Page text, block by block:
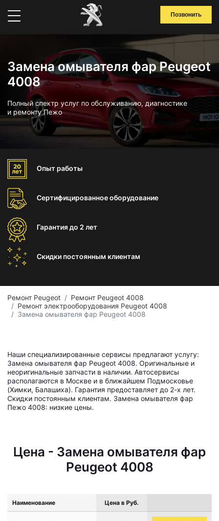
Позвонить
Замена омывателя фар Peugeot
4008
Полный спектр услуг по обслуживанию, диагностике
и ремонту Пежо
Опыт работы
Сертифицированноеоборудование
Гарантиядо 2 лет
Скидки постоянным клиентам
Ремонт Peugeot
Ремонт Peugeot 4008
Ремонт электрооборудования Peugeot 4008
Замена омывателя фар Peugeot 4008
Наши специализированные сервисы предлагают услугу:
Замена омывателя фар Peugeot 4008. Оригинальные и
неоригинальные запчасти в наличии. Автосервисы
располагаются в Москве и в ближайшем Подмосковье
(Химки, Балашиха). Гарантия предоставляет до 2-х лет.
Скидки постоянным клиентам. Замена омывателя фар
Пежо 4008: низкие цены.
Цена - Замена омывателя фар
Peugeot 4008
Наименование Цена в Руб.